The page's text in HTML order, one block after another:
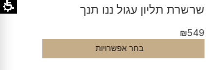
שרשרת תליון עגול ננו תנך
₪
בחר אפשרויות